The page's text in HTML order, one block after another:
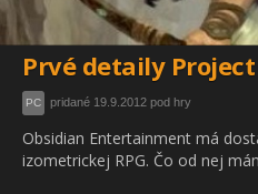
Prvé detaily
PC pridané 19.9.2012 pod hry
Obsidian Entertainment má
izometrickej RPG. Čo od nej